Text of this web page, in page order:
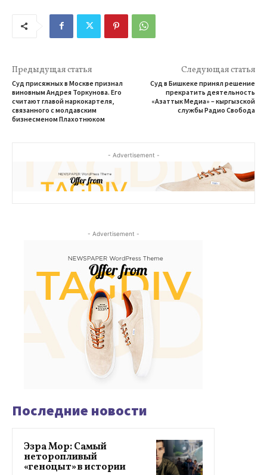
Предыдущая статья
Суд присяжных в Москве признал
виновным Андрея Торкунова. Его
считают главой наркокартеля,
связанного с молдавским
бизнесменом Плахотнюком
Следующая статья
Суд в Бишкеке принял решение
прекратить деятельность
«Азаттык Медиа» – кыргызской
службы Радио Свобода
- Advertisement -
- Advertisement -
Последние новости
Эзра Мор: Самый
неторопливый
«геноцыт» в истории